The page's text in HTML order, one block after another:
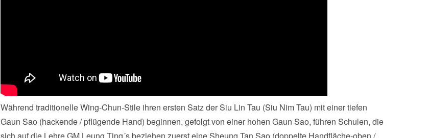
Während traditionelle Wing-Chun-Stile ihren ersten Satz der Siu Lin Tau (Siu Nim Tau) mit einer tiefen
Gaun Sao (hackende / pflügende Hand) beginnen, gefolgt von einer hohen Gaun Sao, führen Schulen, die